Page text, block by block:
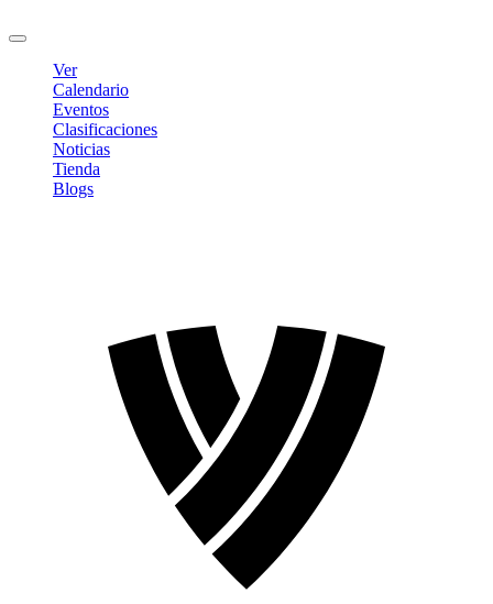
Ver
Calendario
Eventos
Clasificaciones
Noticias
Tienda
Blogs